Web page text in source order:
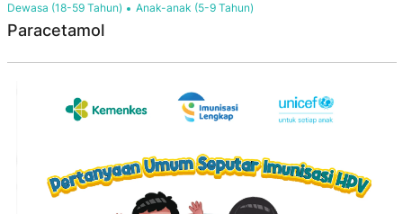
Dewasa (18-59 Tahun) Anak-anak (5-9 Tahun)
Paracetamol